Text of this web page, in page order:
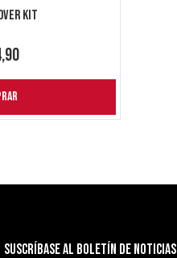
Kit
Suscríbase al boletín de noticias